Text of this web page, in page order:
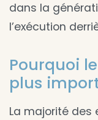
dans la
l’exécution
Pourquoi
plus
La majorité des